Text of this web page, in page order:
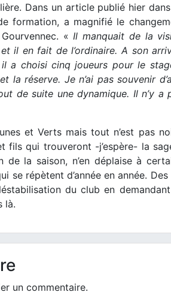
Dans un article publié hier
formation, a magnifié le
« Il manquait de la
il en fait de l’ordinaire. A son
a choisi cinq joueurs pour le
réserve. Je n’ai pas souvenir
de suite une dynamique. Il n’y a
et Verts mais tout n’est pas
qui trouveront -j’espère- la
la saison, n’en déplaise à
se répètent d’année en année.
du club en
là.
un commentaire.